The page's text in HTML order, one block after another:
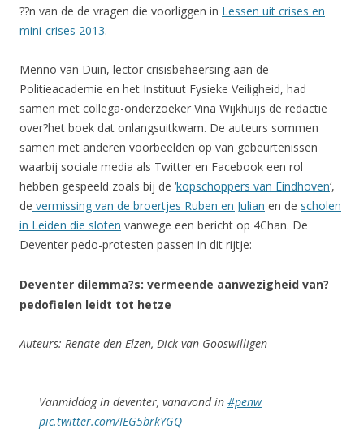
??n van de de vragen die voorliggen in Lessen uit crises en
mini-crises 2013.
Menno van Duin, lector crisisbeheersing aan de
Politieacademie en het Instituut Fysieke Veiligheid, had
samen met collega-onderzoeker Vina Wijkhuijs de redactie
over?het boek dat onlangsuitkwam. De auteurs sommen
samen met anderen voorbeelden op van gebeurtenissen
waarbij sociale media als Twitter en Facebook een rol
hebben gespeeld zoals bij de ‘kopschoppers van Eindhoven‘,
de vermissing van de broertjes Ruben en Julian en de scholen
in Leiden die sloten vanwege een bericht op 4Chan. De
Deventer pedo-protesten passen in dit rijtje:
Deventer dilemma?s: vermeende aanwezigheid van?
pedofielen leidt tot hetze
Auteurs: Renate den Elzen, Dick van Gooswilligen
Vanmiddag in deventer, vanavond in #penw
pic.twitter.com/IEG5brkYGQ